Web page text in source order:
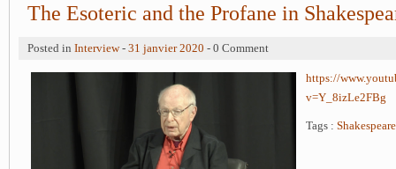
The Esoteric and the Profane in
Posted in Interview- 31 janvier 2020 - 0 Comment
https://
v=Y_8izLe2FBg
Tags : Shakespeare